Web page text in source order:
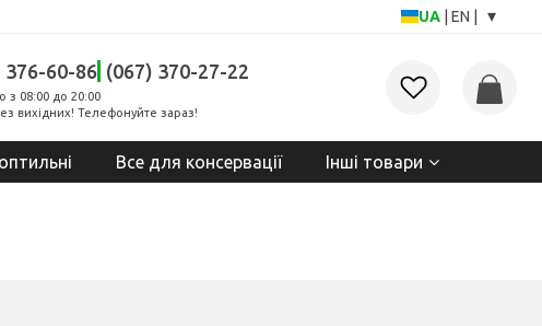
UA EN ▾
376-60-86 (067) 370-27-22
з 08:00 до 20:00
вихідних! Телефонуйте зараз!
Все для консервації Інші товари